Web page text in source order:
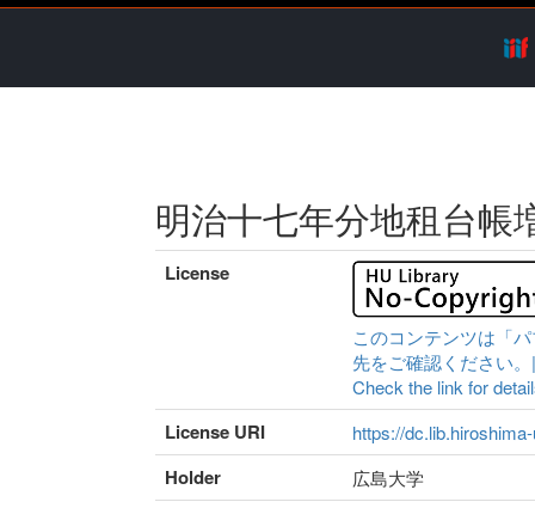
明治十七年分地租台
License
このコンテンツは「
先をご確認ください
Check the link for
License URI https://
Holder 広島大学